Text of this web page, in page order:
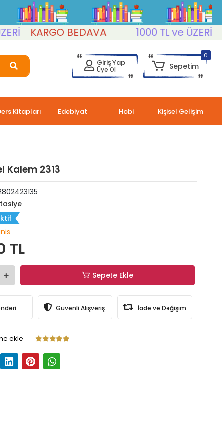
KARGO BEDAVA 1000 TL ve ÜZERİ
Giriş Yap
Üye Ol
0
Sepetim
Kitapları Edebiyat Hobi Kişisel Gelişim
Kalem 2313
TL
Sepete Ekle
Güvenli Alışveriş İade ve Değişim
ekle